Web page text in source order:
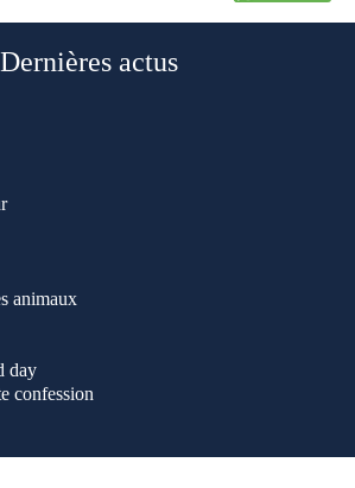
Dernières actus
animaux
day
confession